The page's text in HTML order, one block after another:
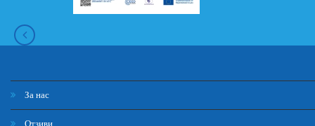
За нас
Отзиви